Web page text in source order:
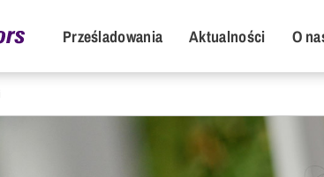
POI Primary Menu
Prześladowania Aktualności O